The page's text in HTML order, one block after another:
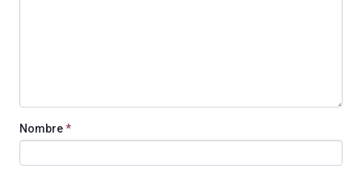
Nombre*